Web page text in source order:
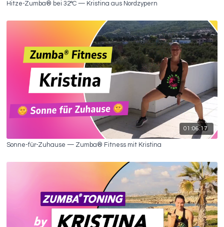
Hitze-Zumba® bei 32°C — Kristina aus Nordzypern
01:06:17
Sonne-für-Zuhause — Zumba® Fitness mit Kristina